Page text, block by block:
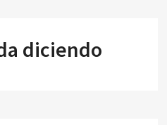
diciendo